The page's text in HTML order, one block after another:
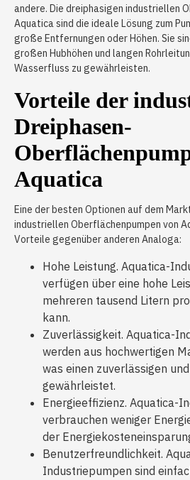
andere. Die dreiphasigen industriellen
Aquatica sind die ideale Lösung zum
große Entfernungen oder Höhen. Sie
großen Hubhöhen und langen
Wasserfluss zu gewährleisten.
Vorteile der
Dreiphasen-
Aquatica
Eine der besten Optionen auf dem
industriellen Oberflächenpumpen von
Vorteile gegenüber anderen Analoga:
Hohe Leistung. Aquatica-
verfügen über eine hohe
mehreren tausend Litern
kann.
Zuverlässigkeit. Aquatica-
werden aus hochwertigen
was einen zuverlässigen
gewährleistet.
Energieeffizienz. Aquatica-
verbrauchen weniger
der
Benutzerfreundlichkeit.
Industriepumpen sind